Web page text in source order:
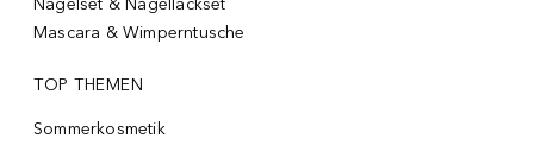
Nagelset & Nagellackset
Mascara & Wimperntusche
TOP THEMEN
Sommerkosmetik